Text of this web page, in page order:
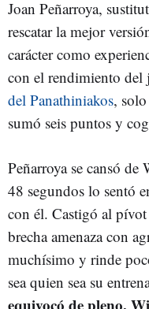
Joan Peñarroya,
rescatar la mejor
carácter como
con el rendimiento del
del Panathiniakos,
sumó seis puntos y
Peñarroya se cansó
48 segundos lo sentó
con él. Castigó al
brecha amenaza con
muchísimo y rinde
sea quien sea su
equivocó de pleno.